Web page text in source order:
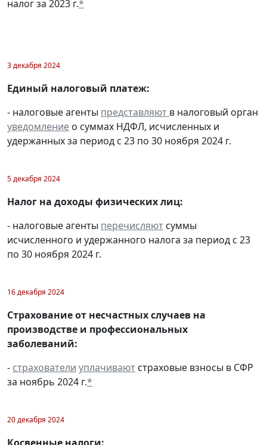
налог за 2023 г.*
3 декабря 2024
Единый налоговый платеж:
- налоговые агенты представляют в налоговый орган
уведомление о суммах НДФЛ, исчисленных и
удержанных за период с 23 по 30 ноября 2024 г.
5 декабря 2024
Налог на доходы физических лиц:
- налоговые агенты перечисляют суммы
исчисленного и удержанного налога за период с 23
по 30 ноября 2024 г.
16 декабря 2024
Страхование от несчастных случаев на
производстве и профессиональных
заболеваний:
- страхователи уплачивают страховые взносы в СФР
за ноябрь 2024 г.*
20 декабря 2024